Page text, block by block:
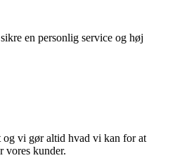
en personlig service og høj
vi gør altid hvad vi kan for at
vores kunder.